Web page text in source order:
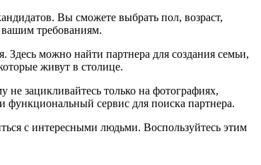
Вы сможете выбрать пол, возраст,
требованиям.
Здесь можно найти партнера для создания семьи,
живут в столице.
не зацикливайтесь только на фотографиях,
сервис для поиска партнера.
с интересными людьми. Воспользуйтесь этим